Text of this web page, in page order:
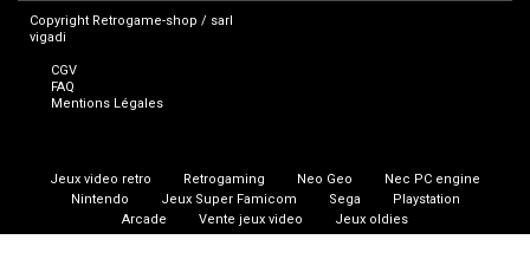
Copyright Retrogame-shop / sarl
vigadi
CGV
FAQ
Mentions Légales
Jeux video retro Retrogaming Neo Geo
Nec PC engine
Nintendo
Jeux Super Famicom Sega
Playstation
Arcade
Vente jeux video Jeux oldies